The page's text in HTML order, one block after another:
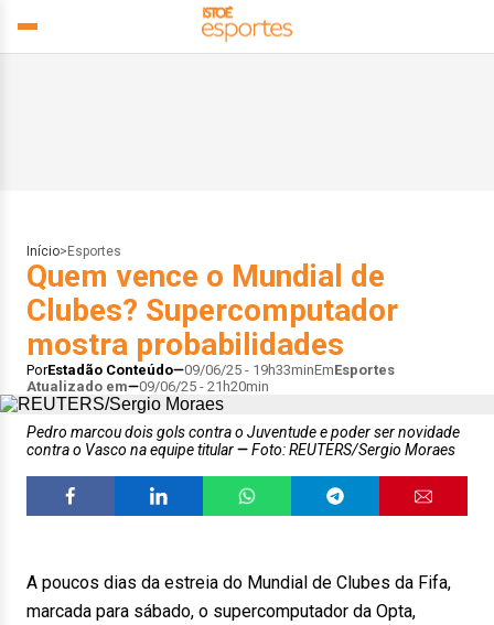
Início> Esportes
Quem vence o Mundial de
Clubes? Supercomputador
mostra probabilidades
PorEstadão Conteúdo 09/06/25 - 19h33minEmEsportes
Atualizado em
09/06/25 - 21h20min
Pedro marcou dois gols contra o Juventude e poder ser novidade
contra o Vasco na equipe titular
Foto: REUTERS/Sergio Moraes
A poucos dias da estreia do Mundial de Clubes da Fifa,
marcada para sábado, o supercomputador da Opta,